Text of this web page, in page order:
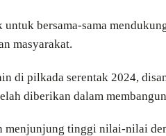
bersama-sama
masyarakat.
di pilkada serentak 2024,
diberikan dalam
menjunjung tinggi nilai-nilai